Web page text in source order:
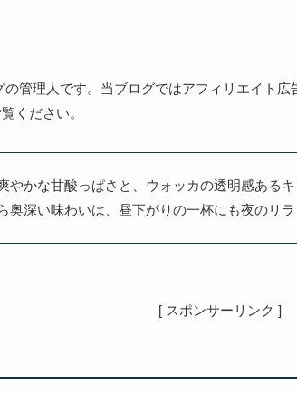
管理人です。当ブログではアフィリエイト広
ください。
やかな甘酸っぱさと、ウォッカの透明感ある
奥深い味わいは、昼下がりの一杯にも夜のリ
[ スポンサーリンク ]